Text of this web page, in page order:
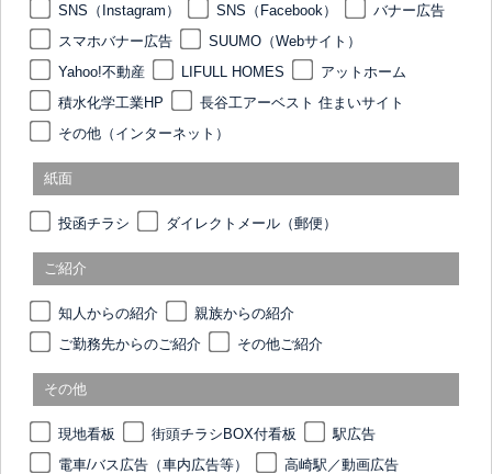
SNS（Instagram） SNS（Facebook）
バナー広告
スマホバナー広告
SUUMO（Webサイト）
Yahoo!不動産
LIFULL HOMES
アットホーム
積水化学工業HP
長谷工アーベスト 住まいサイト
その他（インターネット）
紙面
投函チラシ ダイレクトメール（郵便）
ご紹介
知人からの紹介
親族からの紹介
ご勤務先からのご紹介
その他ご紹介
その他
現地看板 街頭チラシBOX付看板
駅広告
電車/バス広告（車内広告等）
高崎駅／動画広告